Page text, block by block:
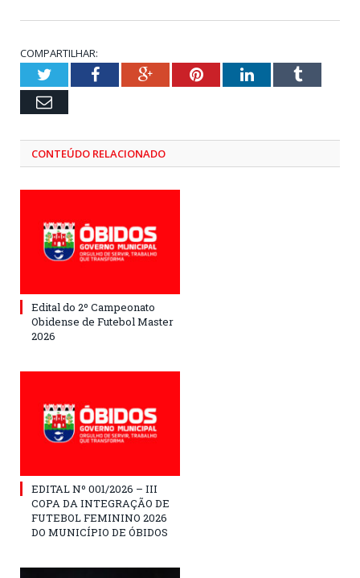
COMPARTILHAR:
TwitterFacebookGoogle+PinterestLinkedInTumblr
Email
CONTEÚDO RELACIONADO
Edital do 2º Campeonato
Obidense de Futebol Master
2026
EDITAL Nº 001/2026 – III
COPA DA INTEGRAÇÃO DE
FUTEBOL FEMININO 2026
DO MUNICÍPIO DE ÓBIDOS